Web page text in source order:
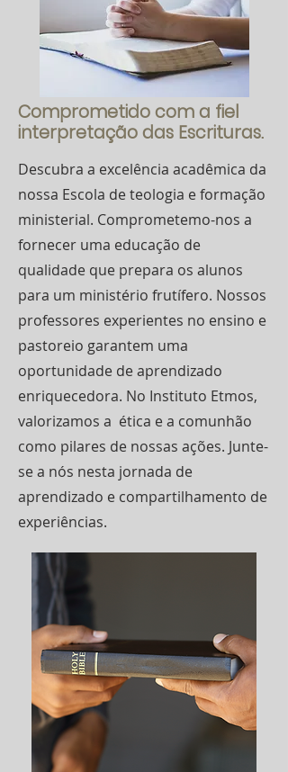
Comprometido com a fiel
interpretação das Escrituras.
Descubra a excelência acadêmica da
nossa Escola de teologia e formação
ministerial. Comprometemo-nos a
fornecer uma educação de
qualidade que prepara os alunos
para um ministério frutífero. Nossos
professores experientes no ensino e
pastoreio garantem uma
oportunidade de aprendizado
enriquecedora. No Instituto Etmos,
valorizamos a ética e a comunhão
como pilares de nossas ações. Junte-
se a nós nesta jornada de
aprendizado e compartilhamento de
experiências.